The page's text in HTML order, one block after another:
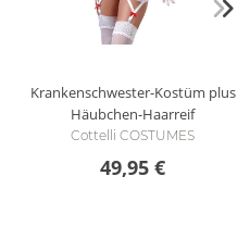
Krankenschwester-Kostüm plus
Häubchen-Haarreif
Cottelli COSTUMES
49,95 €